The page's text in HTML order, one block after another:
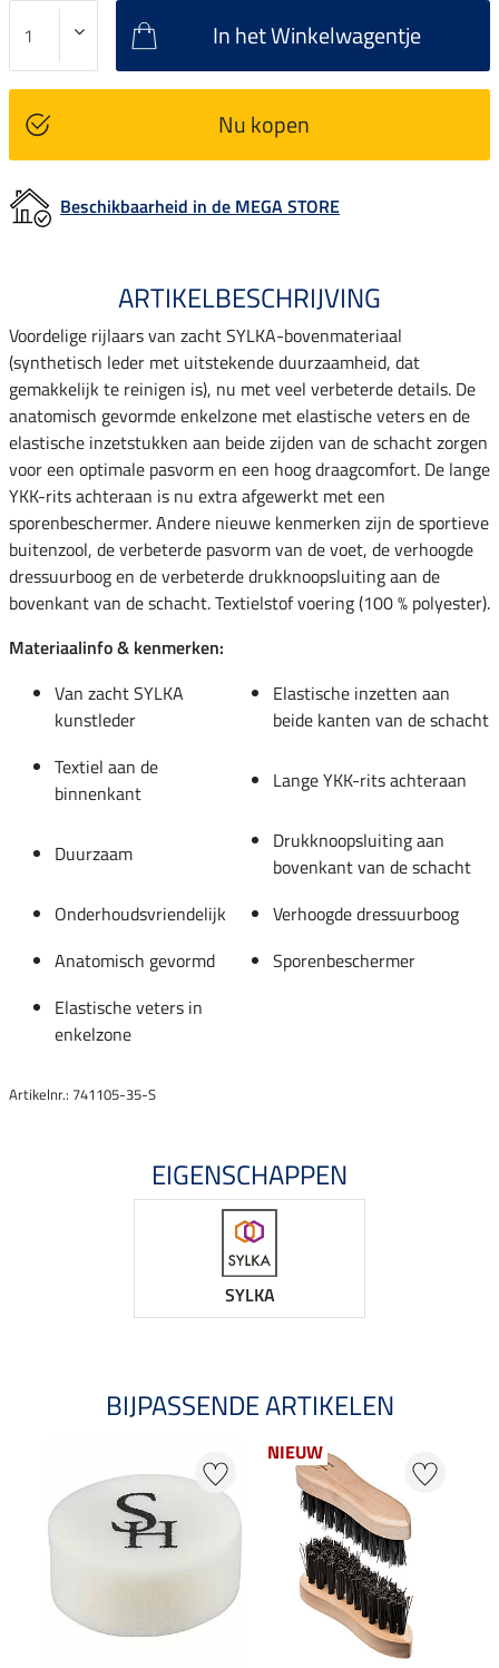
In het Winkelwagentje
Nu kopen
Beschikbaarheid in de MEGA STORE
ARTIKELBESCHRIJVING
Voordelige rijlaars van zacht SYLKA-bovenmateriaal
(synthetisch leder met uitstekende duurzaamheid, dat
gemakkelijk te reinigen is), nu met veel verbeterde details. De
anatomisch gevormde enkelzone met elastische veters en de
elastische inzetstukken aan beide zijden van de schacht zorgen
voor een optimale pasvorm en een hoog draagcomfort. De lange
YKK-rits achteraan is nu extra afgewerkt met een
sporenbeschermer. Andere nieuwe kenmerken zijn de sportieve
buitenzool, de verbeterde pasvorm van de voet, de verhoogde
dressuurboog en de verbeterde drukknoopsluiting aan de
bovenkant van de schacht. Textielstof voering (100 % polyester).
Materiaalinfo & kenmerken:
Van zacht SYLKA
kunstleder
Elastische inzetten aan
beide kanten van de schacht
Textiel aan de
binnenkant
Lange YKK-rits achteraan
Duurzaam
Drukknoopsluiting aan
bovenkant van de schacht
Onderhoudsvriendelijk
Verhoogde dressuurboog
Anatomisch gevormd
Sporenbeschermer
Elastische veters in
enkelzone
Artikelnr.: 741105-35-S
EIGENSCHAPPEN
SYLKA
BIJPASSENDE ARTIKELEN
NIEUW